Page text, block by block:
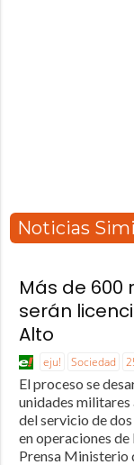
Noticias
Más de
serán
Alto
eju! Sociedad
El proceso se
unidades militares
del servicio de
en operaciones
Prensa Ministerio